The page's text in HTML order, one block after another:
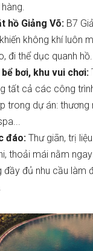
hồ Giảng Võ: B7
không khí luôn
đi thể dục quanh hồ.
bơi, khu vui chơi:
tất cả các công
trong dự án: thương
đáo: Thư giãn, trị
thoải mái nằm
đầy đủ nhu cầu làm